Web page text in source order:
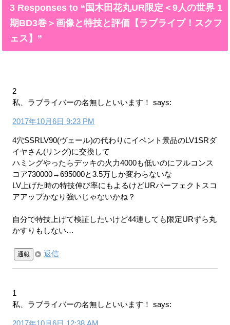
3 Responses to “国木田花丸UR限定＜9人の世界 1
期BD3巻＞画像と特技と評価【ラブライブ！スクフ
ェス】”
2
私、ラブライバーの名無しといいます！
says:
2017年10月6日 9:23 PM
4穴SSRLV90(ヴェール)の代わりにイベント景品のLV1SRダ
イヤさん(リング)に交換して
ハミングやったらデッキの火力4000も低いのにフルコンス
コア730000→695000と3.5万しか変わらないな
LV上げた時の特技伸び率にもよるけどURパーフェクトスコ
アアップかなり強いじゃないかね？
自分で特技上げて検証したいけど44連しても限定URずら丸
かすりもしない…
通報 返信
1
私、ラブライバーの名無しといいます！
says: